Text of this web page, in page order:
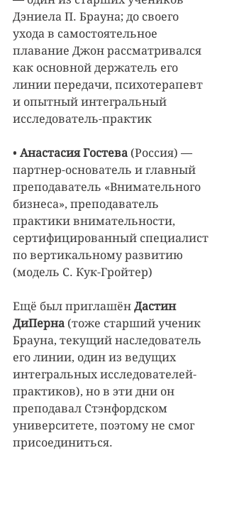
Дэниела П. Брауна; до своего
ухода в самостоятельное
плавание Джон рассматривался
как основной держатель его
линии передачи, психотерапевт
и опытный интегральный
исследователь-практик
• Анастасия Гостева (Россия) —
партнер-основатель и главный
преподаватель «Внимательного
бизнеса», преподаватель
практики внимательности,
сертифицированный специалист
по вертикальному развитию
(модель С. Кук-Гройтер)
Ещё был приглашён Дастин
ДиПерна (тоже старший ученик
Брауна, текущий наследователь
его линии, один из ведущих
интегральных исследователей-
практиков), но в эти дни он
преподавал Стэнфордском
университете, поэтому не смог
присоединиться.